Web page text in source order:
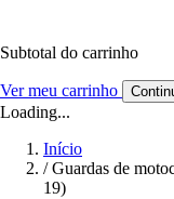
Subtotal do carrinho
Ver meu carrinho
Loading...
Início
/ Guardas de
19)